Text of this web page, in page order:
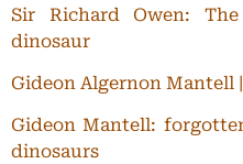
Sir Richard Owen:
dinosaur
Gideon Algernon
Gideon Mantell:
dinosaurs